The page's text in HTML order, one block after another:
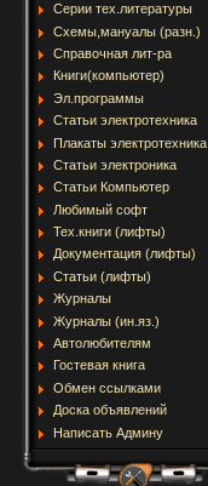
Серии тех.литературы
Схемы,мануалы (разн.)
Справочная лит-ра
Книги(компьютер)
Эл.программы
Статьи электротехника
Плакаты электротехника
Статьи электроника
Статьи Компьютер
Любимый софт
Тех.книги (лифты)
Документация (лифты)
Статьи (лифты)
Журналы
Журналы (ин.яз.)
Автолюбителям
Гостевая книга
Обмен ссылками
Доска объявлений
Написать Админу